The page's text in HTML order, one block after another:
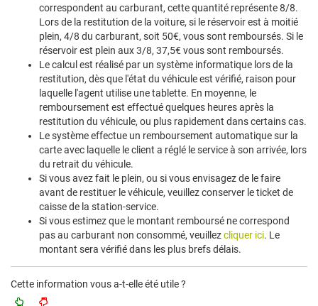
correspondent au carburant, cette quantité représente 8/8.
Lors de la restitution de la voiture, si le réservoir est à moitié
plein, 4/8 du carburant, soit 50€, vous sont remboursés. Si le
réservoir est plein aux 3/8, 37,5€ vous sont remboursés.
Le calcul est réalisé par un système informatique lors de la
restitution, dès que l'état du véhicule est vérifié, raison pour
laquelle l'agent utilise une tablette. En moyenne, le
remboursement est effectué quelques heures après la
restitution du véhicule, ou plus rapidement dans certains cas.
Le système effectue un remboursement automatique sur la
carte avec laquelle le client a réglé le service à son arrivée, lors
du retrait du véhicule.
Si vous avez fait le plein, ou si vous envisagez de le faire
avant de restituer le véhicule, veuillez conserver le ticket de
caisse de la station-service.
Si vous estimez que le montant remboursé ne correspond
pas au carburant non consommé, veuillezcliquer ici. Le
montant sera vérifié dans les plus brefs délais.
Cette information vous a-t-elle été utile ?